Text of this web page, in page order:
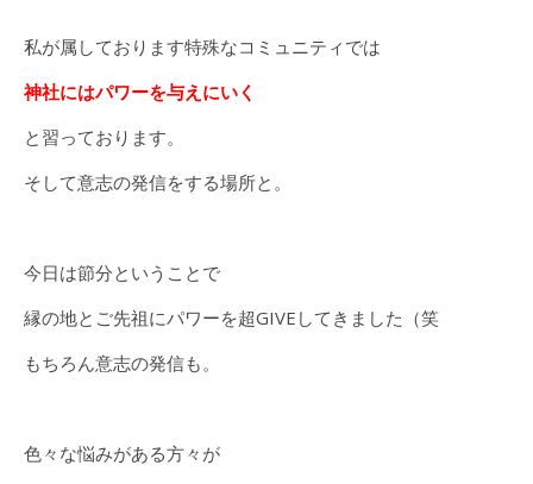
私が属しております特殊なコミュニティでは
神社にはパワーを与えにいく
と習っております。
そして意志の発信をする場所と。
今日は節分ということで
縁の地とご先祖にパワーを超GIVEしてきました（笑
もちろん意志の発信も。
色々な悩みがある方々が